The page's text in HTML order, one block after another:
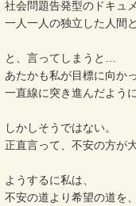
社会問題告発型のドキュ
一人一人の独立した人間
と、言ってしまうと…
あたかも私が目標に向か
一直線に突き進んだよう
しかしそうではない。
正直言って、不安の方が
ようするに私は、
不安の道より希望の道を、